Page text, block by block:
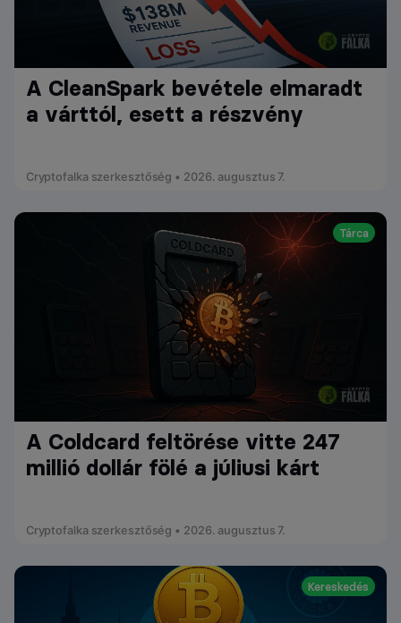
A CleanSpark bevétele elmaradt
a várttól, esett a részvény
Cryptofalka szerkesztőség • 2026. augusztus 7.
Tárca
A Coldcard feltörése vitte 247
millió dollár fölé a júliusi kárt
Cryptofalka szerkesztőség • 2026. augusztus 7.
Kereskedés